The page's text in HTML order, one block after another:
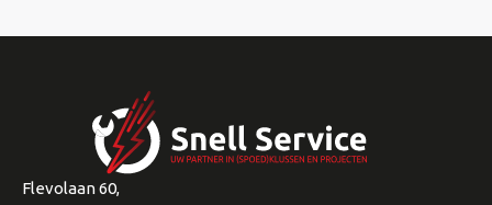
Flevolaan 60,